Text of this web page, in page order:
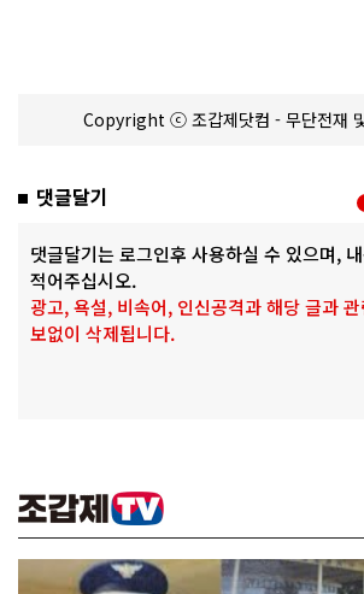
Copyright ⓒ 조갑제닷컴 - 무단전재
댓글달기
댓글달기는 로그인후 사용하실 수 있으며,
적어주십시오.
광고, 욕설, 비속어, 인신공격과 해당 글과
보없이 삭제됩니다.